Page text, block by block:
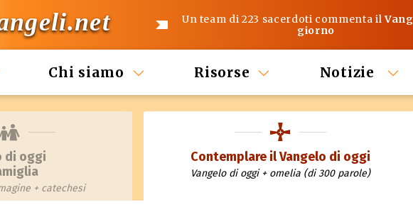
Un team di 223 sacerdoti commenta il
giorno
Chi siamo Risorse Notizie
di oggi
+ catechesi
Contemplare il Vangelo di oggi
Vangelo di oggi + omelia (di 300 parole)